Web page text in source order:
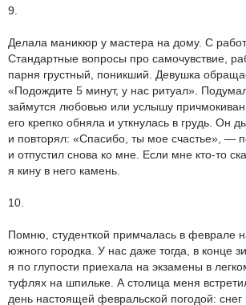
9.
Делала маникюр у мастера на дому. С
Стандартные вопросы про самочувствие,
парня грустный, поникший. Девушка
«Подождите 5 минут, у нас ритуал».
займутся любовью или услышу
его крепко обняла и уткнулась в грудь. Он
и повторял: «Спасибо, ты мое счастье», —
и отпустил снова ко мне. Если мне кто-то
я кину в него камень.
10.
Помню, студенткой примчалась в феврале
южного городка. У нас даже тогда, в конце
я по глупости приехала на экзамены в
туфлях на шпильке. А столица меня
день настоящей февральской погодой: снег